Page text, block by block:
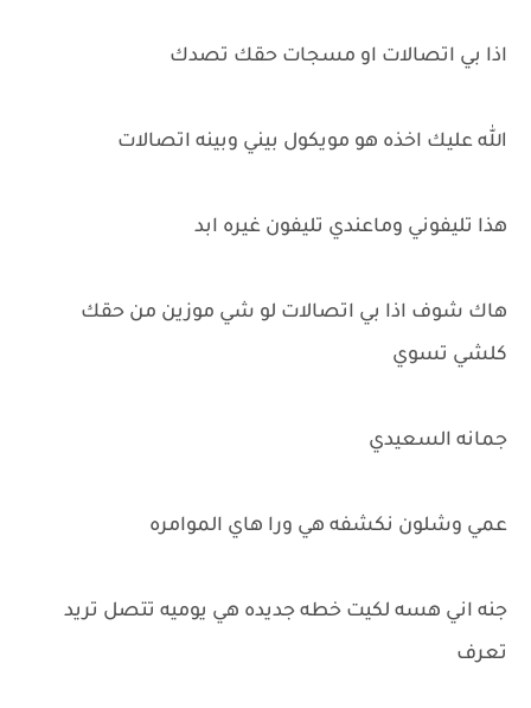
اذا بي اتصالات او مسجات حقك تصدك
الله عليك اخذه هو مويكول بيني وبينه اتصالات
هذا تليفوني وماعندي تليفون غيره ابد
هاك شوف اذا بي اتصالات لو شي موزين من حقك
كلشي تسوي
جمانه السعيدي
عمي وشلون نكشفه هي ورا هاي الموامره
جنه اني هسه لكيت خطه جديده هي يوميه تتصل تريد
تعرف